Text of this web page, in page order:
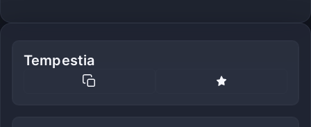
Tempestia